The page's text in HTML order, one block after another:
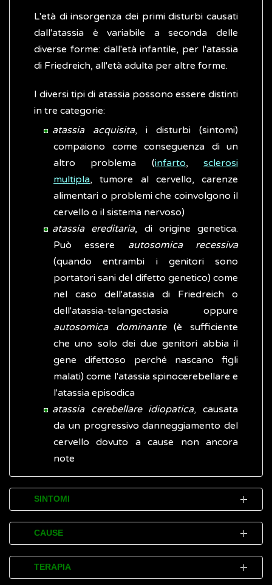
L'età di insorgenza dei primi disturbi causati
dall'atassia è variabile a seconda delle
diverse forme: dall'età infantile, per l'atassia
di Friedreich, all'età adulta per altre forme.
I diversi tipi di atassia possono essere distinti
in tre categorie:
atassia acquisita, i disturbi (sintomi)
compaiono come conseguenza di un
altro problema (infarto,sclerosi
multipla, tumore al cervello, carenze
alimentari o problemi che coinvolgono il
cervello o il sistema nervoso)
atassia ereditaria, di origine genetica.
Può essere autosomica recessiva
(quando entrambi i genitori sono
portatori sani del difetto genetico) come
nel caso dell'atassia di Friedreich o
dell'atassia-telangectasia oppure
autosomica dominante(è sufficiente
che uno solo dei due genitori abbia il
gene difettoso perché nascano figli
malati) come l'atassia spinocerebellare e
l'atassia episodica
atassia cerebellare idiopatica, causata
da un progressivo danneggiamento del
cervello dovuto a cause non ancora
note
SINTOMI
L'atassia può insorgere all'improvviso o
svilupparsi progressivamente nel tempo.
Ogni parte del corpo può essere colpita da
CAUSE
L'atassia normalmente è causata da danni,
degenerazione o perdita di cellule nervose
TERAPIA